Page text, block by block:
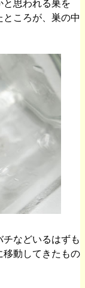
と思われる巣を
ところが、巣の中
などいるはずも
移動してきたもの